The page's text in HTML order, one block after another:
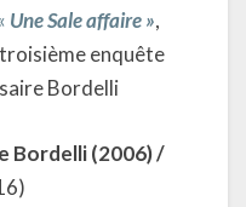
Une Sale affaire »,
enquête
Bordelli
Bordelli (2006) /